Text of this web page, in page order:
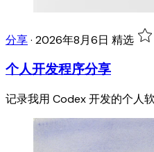
分享· 2026年8月6日 精选
个人开发程序分享
记录我用 Codex 开发的个人